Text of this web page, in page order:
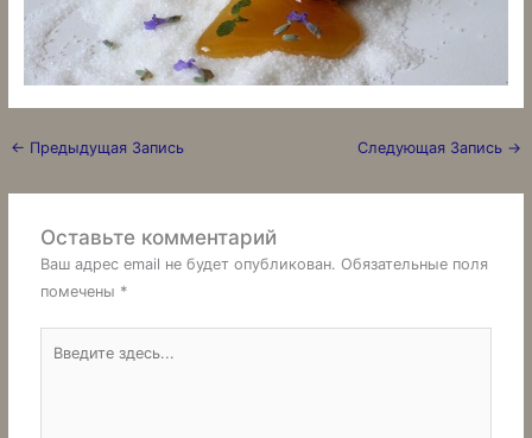
← Предыдущая Запись Следующая Запись →
Оставьте комментарий
Ваш адрес email не будет опубликован. Обязательные поля
помечены *